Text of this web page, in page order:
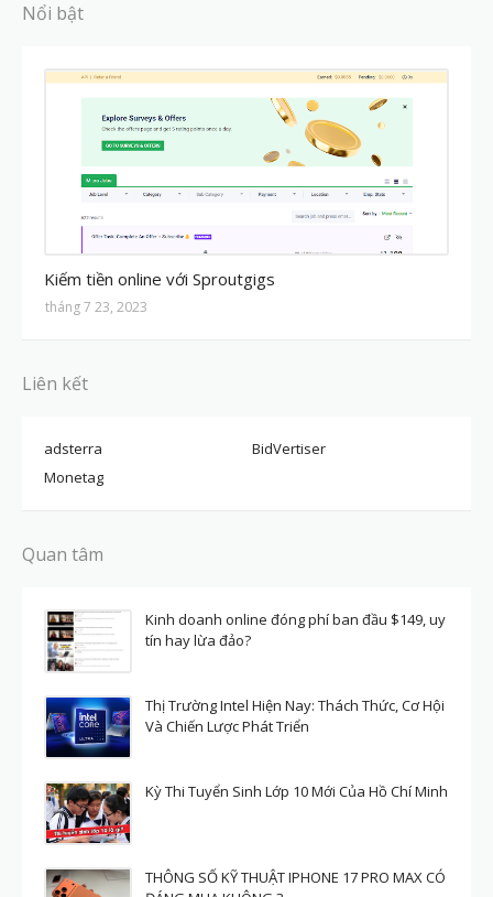
Nổi bật
Kiếm tiền online với Sproutgigs
tháng 7 23, 2023
Liên kết
adsterra
BidVertiser
Monetag
Quan tâm
Kinh doanh online đóng phí ban đầu $149, uy
tín hay lừa đảo?
Thị Trường Intel Hiện Nay: Thách Thức, Cơ Hội
Và Chiến Lược Phát Triển
Kỳ Thi Tuyển Sinh Lớp 10 Mới Của Hồ Chí Minh
THÔNG SỐ KỸ THUẬT IPHONE 17 PRO MAX CÓ